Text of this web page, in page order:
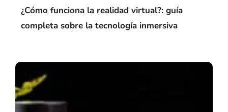
¿Cómo funciona la realidad virtual?: guía
completa sobre la tecnología inmersiva